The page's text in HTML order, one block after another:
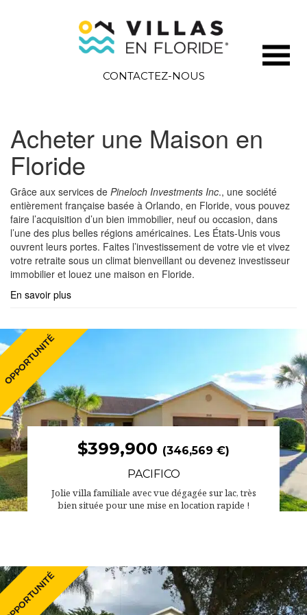
CONTACTEZ-NOUS
Acheter une Maison en
Floride
Grâce aux services de Pineloch Investments Inc., une société
entièrement française basée à Orlando, en Floride, vous pouvez
faire l’acquisition d’un bien immobilier, neuf ou occasion, dans
l’une des plus belles régions américaines. Les États-Unis vous
ouvrent leurs portes. Faites l’investissement de votre vie et vivez
votre retraite sous un climat bienveillant ou devenez investisseur
immobilier et louez une maison en Floride.
En savoir plus
$399,900 (346,569 €)
PACIFICO
Jolie villa familiale avec vue dégagée sur lac, très
bien située pour une mise en location rapide !